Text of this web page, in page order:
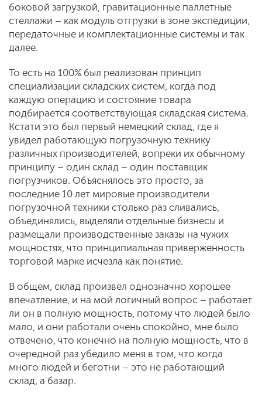
боковой загрузкой, гравитационные паллетные
стеллажи – как модуль отгрузки в зоне экспедиции,
передаточные и комплектационные системы и так
далее.
То есть на 100% был реализован принцип
специализации складских систем, когда под
каждую операцию и состояние товара
подбирается соответствующая складская система.
Кстати это был первый немецкий склад, где я
увидел работающую погрузочную технику
различных производителей, вопреки их обычному
принципу – один склад – один поставщик
погрузчиков. Объяснялось это просто, за
последние 10 лет мировые производители
погрузочной техники столько раз сливались,
объединялись, выделяли отдельные бизнесы и
размещали производственные заказы на чужих
мощностях, что принципиальная приверженность
торговой марке исчезла как понятие.
В общем, склад произвел однозначно хорошее
впечатление, и на мой логичный вопрос – работает
ли он в полную мощность, потому что людей было
мало, и они работали очень спокойно, мне было
отвечено, что конечно на полную мощность, что в
очередной раз убедило меня в том, что когда
много людей и беготни – это не работающий
склад, а базар.